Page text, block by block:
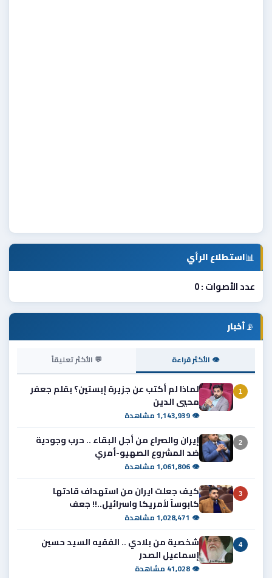
📊استطلاع الرأي
عدد الأصوات : 0
📡أخبار
👁 الأكثر قراءة 💬 الأكثر تعليقاً
1
لماذا لم أكتب عن جزيرة إبستين؟ بقلم جعفر
محيي الدين
👁 1,143,939 مشاهدة
2
إيران والصراع من أجل البقاء .. حرب وجودية
ضد المشروع الصهيو-أمري
👁 1,061,806 مشاهدة
3
كيف جعلت ايران من استهداف قادتها
كابوساً لأمريكا واسرائيل..!! جعف
👁 1,028,471 مشاهدة
4
شخصية من بلادي .. الفقيه السيد حسين
إسماعيل الصدر
👁 41,028 مشاهدة